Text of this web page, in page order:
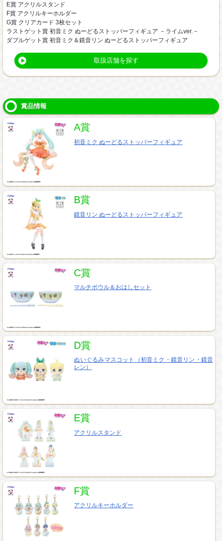
E賞 アクリルスタンド
F賞 アクリルキーホルダー
G賞 クリアカード 3枚セット
ラストゲット賞 初音ミク ぬーどるストッパーフィギュア －ライムver.－
ダブルゲット賞 初音ミク＆鏡音リン ぬーどるストッパーフィギュア
取扱店舗を探す
賞品情報
A賞
初音ミク ぬーどるストッパーフィギュア
B賞
鏡音リン ぬーどるストッパーフィギュア
C賞
マルチボウル＆おはしセット
D賞
ぬいぐるみマスコット（初音ミク・鏡音リン・鏡音
レン）
E賞
アクリルスタンド
F賞
アクリルキーホルダー